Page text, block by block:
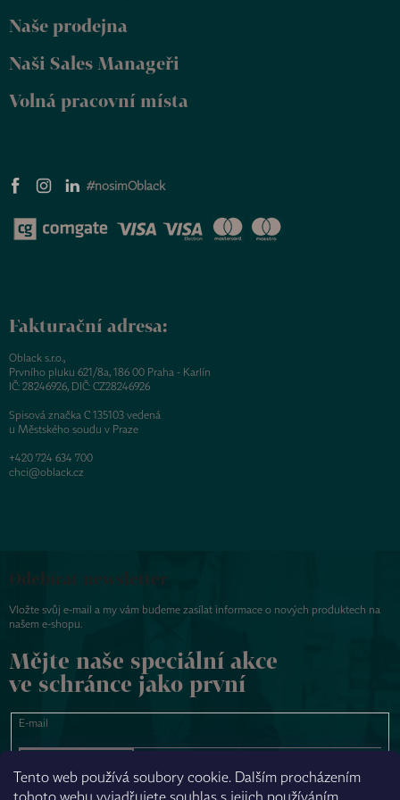
Tento web používá soubory cookie. Dalším procházením
Naše prodejna
Naši Sales Manageři
Volná pracovní místa
#nosimOblack
Fakturační adresa:
Oblack s.r.o.,
Prvního pluku 621/8a, 186 00 Praha - Karlín
IČ: 28246926, DIČ: CZ28246926
Spisová značka C 135103 vedená
u Městského soudu v Praze
+420 724 634 700
chci@oblack.cz
Odebírat newsletter
Vložte svůj e-mail a my vám budeme zasílat informace o nových produktech na
našem e-shopu.
Mějte naše speciální akce
ve schránce jako první
E-mail